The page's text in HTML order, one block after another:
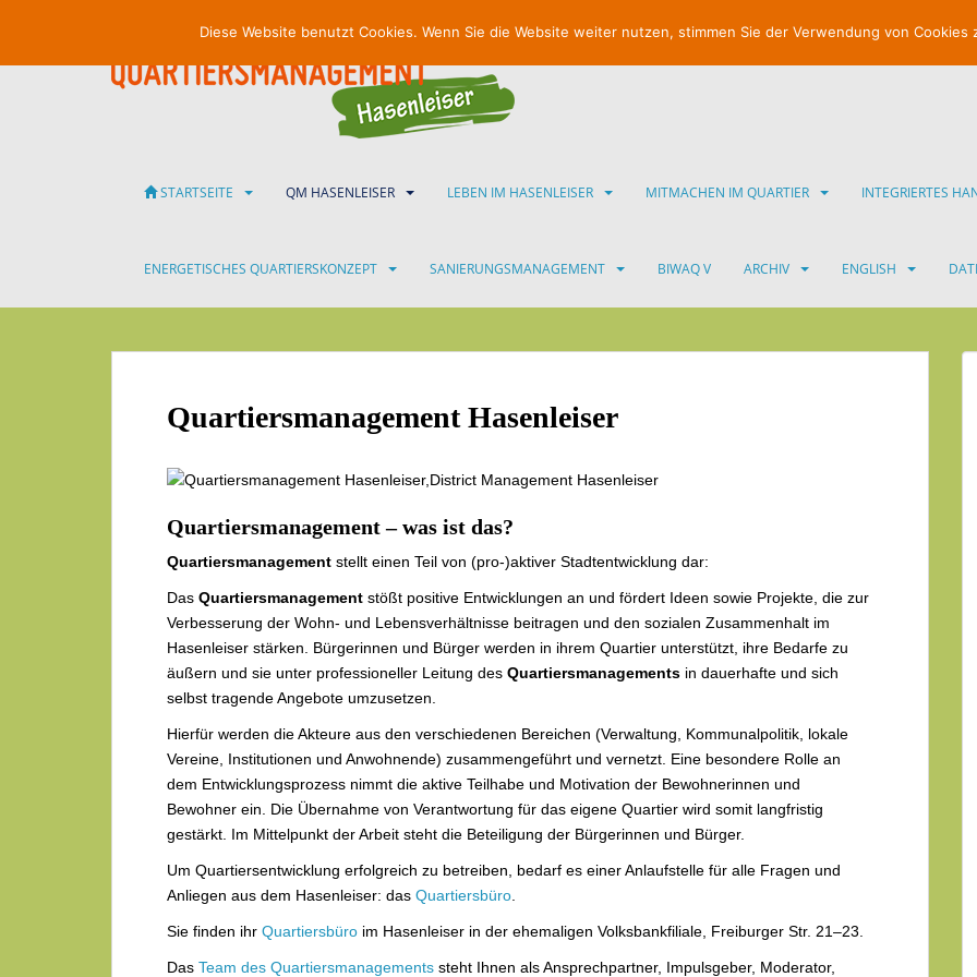
i
n
STARTSEITE QM HASENLEISER LEBEN IM HASENLEISER MITMACHEN IM QUARTIER INTEGRIERTES
ENERGETISCHES QUARTIERSKONZEPT SANIERUNGSMANAGEMENT BIWAQ V ARCHIV ENGLISH
Quartiersmanagement Hasenleiser
Quartiersmanagement – was ist das?
Quartiersmanagement stellt einen Teil von (pro-)aktiver Stadtentwicklung dar:
Das Quartiersmanagement stößt positive Entwicklungen an und fördert Ideen sowie Projekte, die zur
Verbesserung der Wohn- und Lebensverhältnisse beitragen und den sozialen Zusammenhalt im
Hasenleiser stärken. Bürgerinnen und Bürger werden in ihrem Quartier unterstützt, ihre Bedarfe zu
äußern und sie unter professioneller Leitung des Quartiersmanagements in dauerhafte und sich
selbst tragende Angebote umzusetzen.
Hierfür werden die Akteure aus den verschiedenen Bereichen (Verwaltung, Kommunalpolitik, lokale
Vereine, Institutionen und Anwohnende) zusammengeführt und vernetzt. Eine besondere Rolle an
dem Entwicklungsprozess nimmt die aktive Teilhabe und Motivation der Bewohnerinnen und
Bewohner ein. Die Übernahme von Verantwortung für das eigene Quartier wird somit langfristig
gestärkt. Im Mittelpunkt der Arbeit steht die Beteiligung der Bürgerinnen und Bürger.
Um Quartiersentwicklung erfolgreich zu betreiben, bedarf es einer Anlaufstelle für alle Fragen und
Anliegen aus dem Hasenleiser: das Quartiersbüro
Sie finden ihr Quartiersbüro im Hasenleiser in der ehemaligen Volksbankfiliale, Freiburger Str. 21–23.
Das Team des Quartiersmanagements steht Ihnen als Ansprechpartner, Impulsgeber, Moderator,
Diese Website benutzt Cookies. Wenn Sie die Website weiter nutzen, stimmen Sie der Verwendung von Cookies